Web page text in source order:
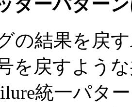
の結果を戻
を戻すよう
統一パタ